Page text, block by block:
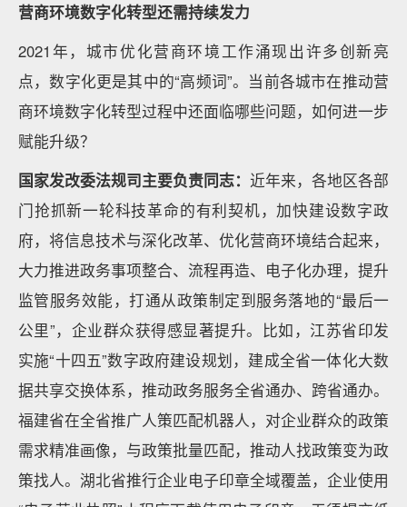
营商环境数字化转型还需持续发力
2021年，城市优化营商环境工作涌现出许多创新亮
点，数字化更是其中的“高频词”。当前各城市在推动营
商环境数字化转型过程中还面临哪些问题，如何进一步
赋能升级？
国家发改委法规司主要负责同志： 近年来，各地区各部
门抢抓新一轮科技革命的有利契机，加快建设数字政
府，将信息技术与深化改革、优化营商环境结合起来，
大力推进政务事项整合、流程再造、电子化办理，提升
监管服务效能，打通从政策制定到服务落地的“最后一
公里”，企业群众获得感显著提升。比如，江苏省印发
实施“十四五”数字政府建设规划，建成全省一体化大数
据共享交换体系，推动政务服务全省通办、跨省通办。
福建省在全省推广人策匹配机器人，对企业群众的政策
需求精准画像，与政策批量匹配，推动人找政策变为政
策找人。湖北省推行企业电子印章全域覆盖，企业使用